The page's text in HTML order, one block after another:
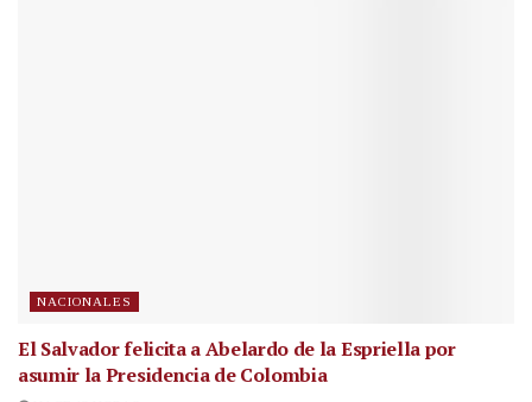
NACIONALES
El Salvador felicita a Abelardo de la Espriella por
asumir la Presidencia de Colombia